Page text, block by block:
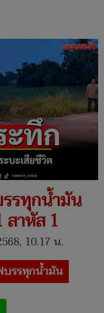
รทุกน้ำมัน
สาหัส 1
10.17 น.
บรรทุกน้ำมัน